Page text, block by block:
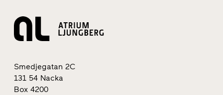
Smedjegatan 2C
131 54 Nacka
Box 4200